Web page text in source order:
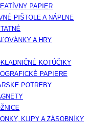
PAPIER
PIŠTOLE A NÁPLNE
A HRY
KOTÚČIKY
PAPIERE
POTREBY
KLIPY A ZÁSOBNÍKY